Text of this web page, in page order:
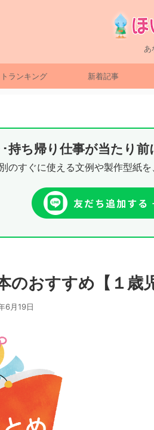
あ
ランキング 新着記事
持ち帰り仕事が当たり
のすぐに使える文例や製作型紙を
のおすすめ【１歳
6月19日